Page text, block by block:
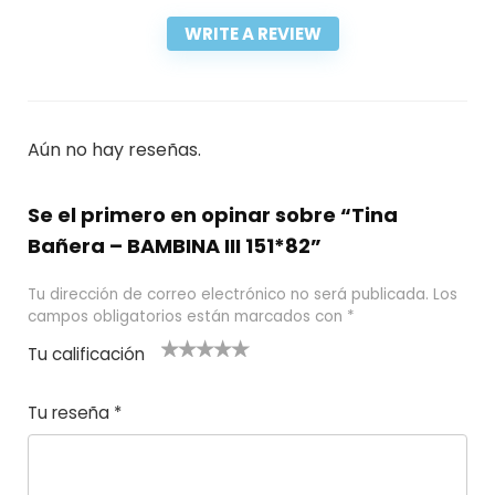
WRITE A REVIEW
Aún no hay reseñas.
Se el primero en opinar sobre “Tina
Bañera – BAMBINA III 151*82”
Tu dirección de correo electrónico no será publicada. Los
campos obligatorios están marcados con *
Tu calificación
e
5
las
s
Tu reseña *